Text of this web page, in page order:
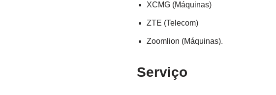
XCMG (Máquinas)
ZTE (Telecom)
Zoomlion (Máquinas).
Serviço